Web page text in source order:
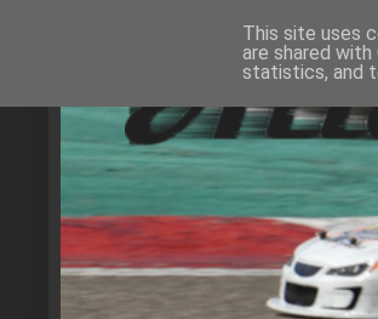
This site uses
are shared
statistics, and